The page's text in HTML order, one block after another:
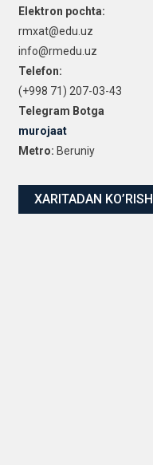
Elektron pochta:
rmxat@edu.uz
info@rmedu.uz
Telefon:
(+998 71) 207-03-43
Telegram Botga
murojaat
Metro: Beruniy
XARITADAN KO’RISH